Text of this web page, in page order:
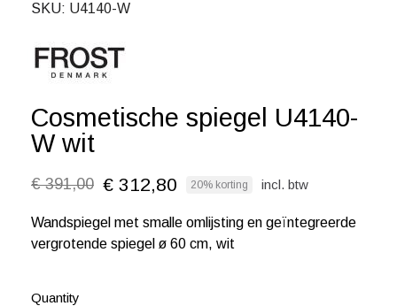
SKU U4140-W
Cosmetische spiegel U4140-
W wit
€ 391,00 € 312,80 20% korting incl. btw
Wandspiegel met smalle omlijsting en geïntegreerde
vergrotende spiegel ø 60 cm, wit
Quantity